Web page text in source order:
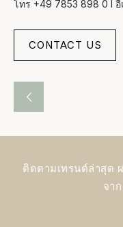
โทร +49 7853 898 0 I อี
CONTACT US
ติดตามเทรนด์ล่าสุด
จา